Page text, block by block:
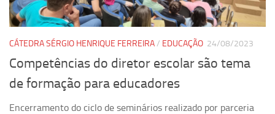
CÁTEDRA SÉRGIO HENRIQUE FERREIRA/ EDUCAÇÃO 24/08/2023
Competências do diretor escolar são tema
de formação para educadores
Encerramento do ciclo de seminários realizado por parceria